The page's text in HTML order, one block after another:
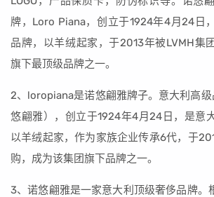
牌，Loro Piana，创立于1924年4月24日
品牌，以羊绒起家，于2013年被LVMH集
旗下最顶级品牌之一。
2、loropiana是诺悠翩雅牌子。意大利高
悠翩雅），创立于1924年4月24日，是意
以羊绒起家，作为家族企业传承6代，于
购，成为该集团旗下品牌之一。
3、诺悠翩雅是一家意大利顶级奢侈品牌。